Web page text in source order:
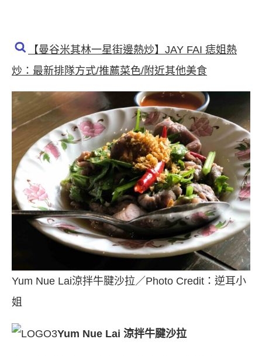
【曼谷米其林一星街邊熱炒】JAY FAI 痣姐熱
炒：最新排隊方式/推薦菜色/附近其他美食
Yum Nue Lai涼拌牛腱沙拉／Photo Credit：逆耳小
姐
Yum Nue Lai 涼拌牛腱沙拉